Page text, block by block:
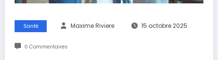
Santé Maxime Riviere 15 octobre 2025
0 Commentaires